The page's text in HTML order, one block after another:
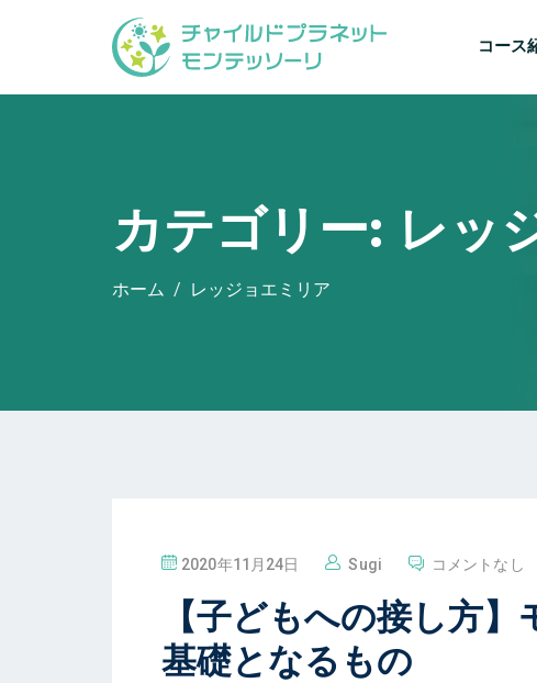
コース
カテゴリー: レッ
ホーム レッジョエミリア
投
2020年11月24日 Sugi コメントなし
【子どもへの接し方
基礎となるもの